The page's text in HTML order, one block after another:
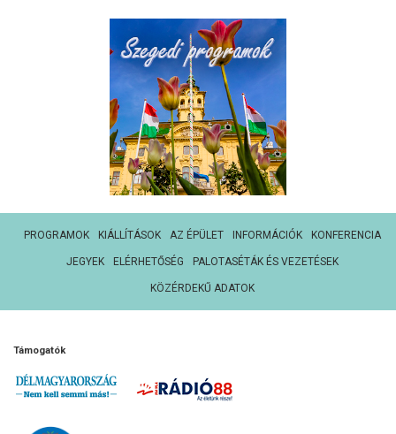
PROGRAMOK KIÁLLÍTÁSOK AZ ÉPÜLET INFORMÁCIÓK KONFERENCIA
JEGYEK ELÉRHETŐSÉG PALOTASÉTÁK ÉS VEZETÉSEK
KÖZÉRDEKŰ ADATOK
Támogatók